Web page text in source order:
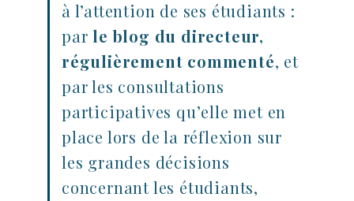
à l’attention de ses étudiants :
parle blog du directeur,
régulièrement commenté, et
par les consultations
participatives qu’elle met en
place lors de la réflexion sur
les grandes décisions
concernant les étudiants,